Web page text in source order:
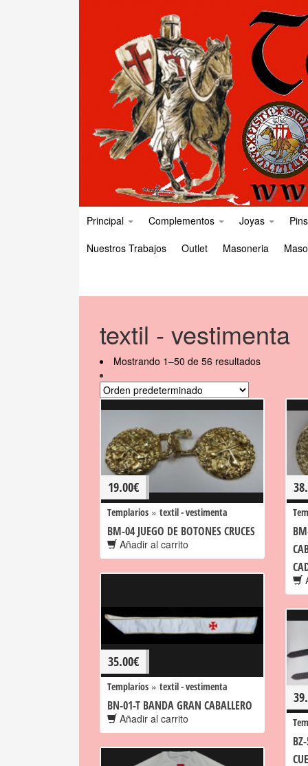
Principal Complementos Joyas
Pins
Nuestros Trabajos
Outlet Masoneria
textil - vestimenta
Mostrando 1–50 de 56 resultados
19.00€
Templarios » textil - vestimenta
BM-04 JUEGO DE BOTONES CRUCES
Añadir al carrito
35.00€
Templarios » textil - vestimenta
BN-01-T BANDA GRAN CABALLERO
Añadir al carrito